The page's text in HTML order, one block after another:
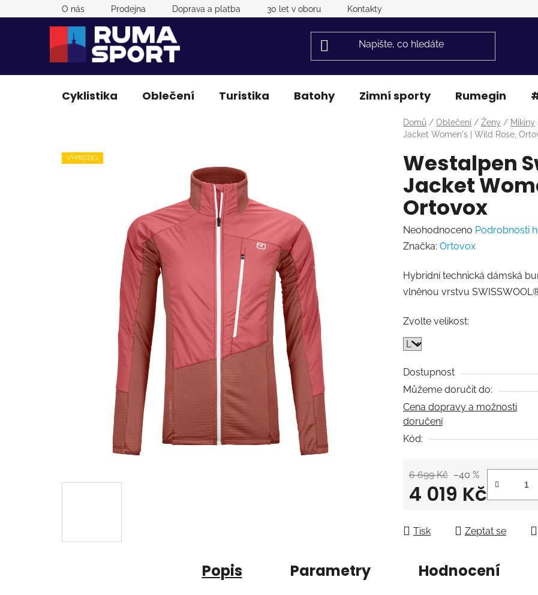
na
O nás Prodejna Doprava a platba 30 let v oboru Kontakty
Cyklistika Oblečení Turistika Batohy Zimní sporty Rumegin
Domů / Oblečení / Ženy / Mikiny
Jacket Women's | Wild Rose,
Westalpen
Jacket
Ortovox
Průměrné
hodnocení
je
0,0
5
hvězdiček.
Neohodnoceno Podrobnosti
Značka: Ortovox
Hybridní technická dámská
vlněnou vrstvu
Zvolte velikost:
Dostupnost
Můžeme doručit do:
Cena dopravy a možnosti
doručení
Kód:
6 699 Kč –40 %
4 019 Kč
Tisk Zeptat se
VÝPRODEJ
Popis Parametry Hodnocení